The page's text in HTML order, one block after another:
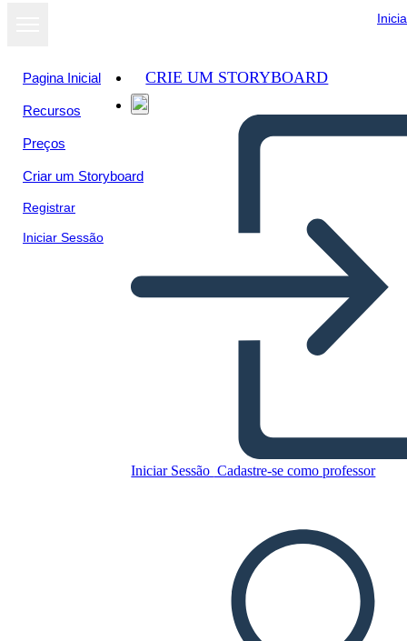
Pagina Inicial
Recursos
Preços
Criar um Storyboard
Registrar
Iniciar Sessão
CRIE UM STORYBOARD
Iniciar Sessão Cadastre-se como professor
Copie este storyboard
REPRODUZIR APRESENTAÇÃO DE SLIDES
LEIA PRA MIM